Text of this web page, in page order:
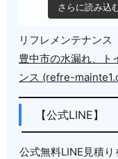
さらに読み込
リフレメンテナンス
豊中市の水漏れ、ト
ンス (refre-
【公式LINE】
公式無料LINE見積